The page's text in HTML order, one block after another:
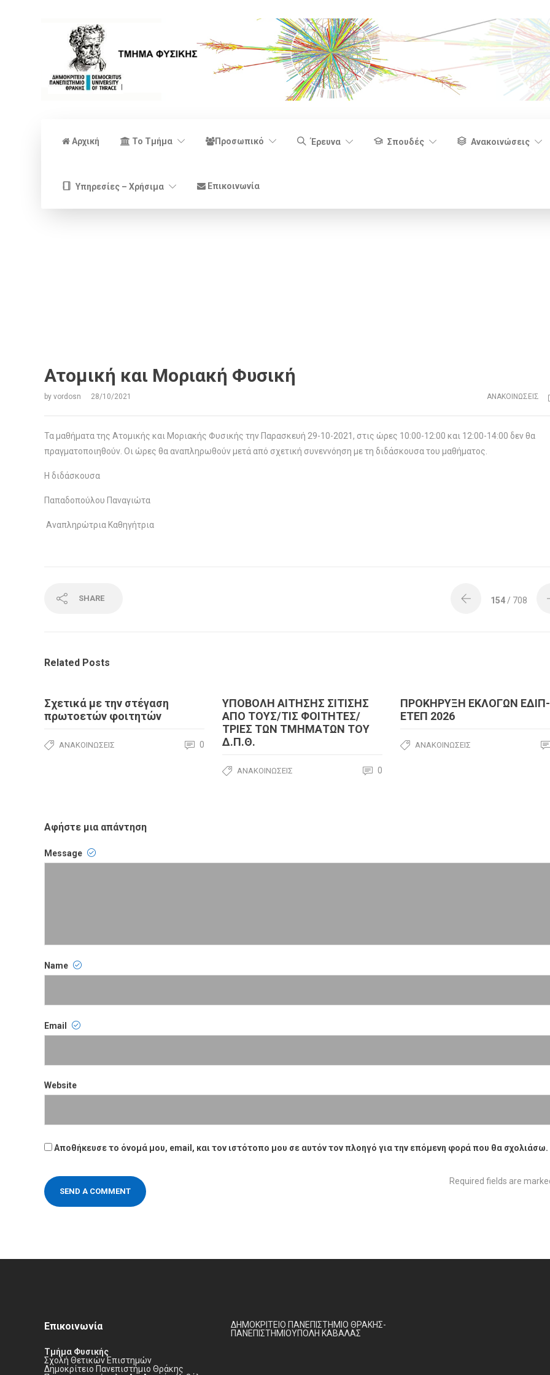
Αρχική Το Τμήμα Προσωπικό Έρευνα Σπουδές Ανακοινώσεις
Υπηρεσίες – Χρήσιμα Επικοινωνία
Ατομική και Μοριακή Φυσική
by vordosn 28/10/2021 ΑΝΑΚΟΙΝΏΣΕΙΣ
Τα μαθήματα της Ατομικής και Μοριακής Φυσικής την Παρασκευή 29-10-2021, στις ώρες 10:00-12:00 και 12:00-14:00 δεν θα
πραγματοποιηθούν. Οι ώρες θα αναπληρωθούν μετά από σχετική συνεννόηση με τη διδάσκουσα του μαθήματος.
Η διδάσκουσα
Παπαδοπούλου Παναγιώτα
Αναπληρώτρια Καθηγήτρια
SHARE 154 / 708
Related Posts
Σχετικά με την στέγαση
πρωτοετών φοιτητών
ΑΝΑΚΟΙΝΏΣΕΙΣ 0
ΥΠΟΒΟΛΗ ΑΙΤΗΣΗΣ ΣΙΤΙΣΗΣ
ΑΠΟ ΤΟΥΣ/ΤΙΣ ΦΟΙΤΗΤΕΣ/
ΤΡΙΕΣ ΤΩΝ ΤΜΗΜΑΤΩΝ ΤΟΥ
Δ.Π.Θ.
ΑΝΑΚΟΙΝΏΣΕΙΣ 0
ΠΡΟΚΗΡΥΞΗ ΕΚΛΟΓΩΝ ΕΔΙΠ-
ΕΤΕΠ 2026
ΑΝΑΚΟΙΝΏΣΕΙΣ
Αφήστε μια απάντηση
Message
Name
Email
Website
Αποθήκευσε το όνομά μου, email, και τον ιστότοπο μου σε αυτόν τον πλοηγό για την επόμενη φορά που θα σχολιάσω.
Required fields are
Επικοινωνία
Τμήμα Φυσικής
Σχολή Θετικών Επιστημών
Δημοκρίτειο Πανεπιστήμιο Θράκης
ΔΗΜΟΚΡΙΤΕΙΟ ΠΑΝΕΠΙΣΤΗΜΙΟ ΘΡΑΚΗΣ-
ΠΑΝΕΠΙΣΤΗΜΙΟΥΠΟΛΗ ΚΑΒΑΛΑΣ